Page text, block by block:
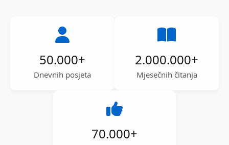
50.000+
Dnevnih posjeta
2.000.000+
Mjesečnih čitanja
70.000+